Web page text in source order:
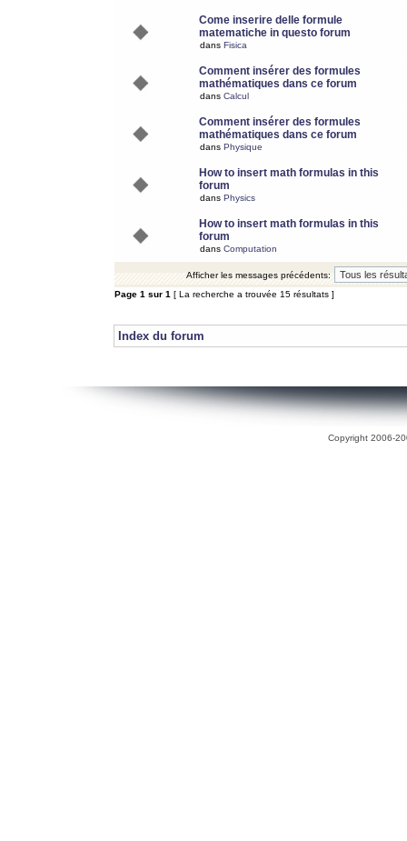
Come inserire delle formule
matematiche in questo forum
dans Fisica
Comment insérer des formules
mathématiques dans ce forum
dans Calcul
Comment insérer des formules
mathématiques dans ce forum
dans Physique
How to insert math formulas in this
forum
dans Physics
How to insert math formulas in this
forum
dans Computation
Afficher les messages précédents:
Page 1 sur 1 [ La recherche a trouvée 15 résultats ]
Index du forum
Copyright 2006-